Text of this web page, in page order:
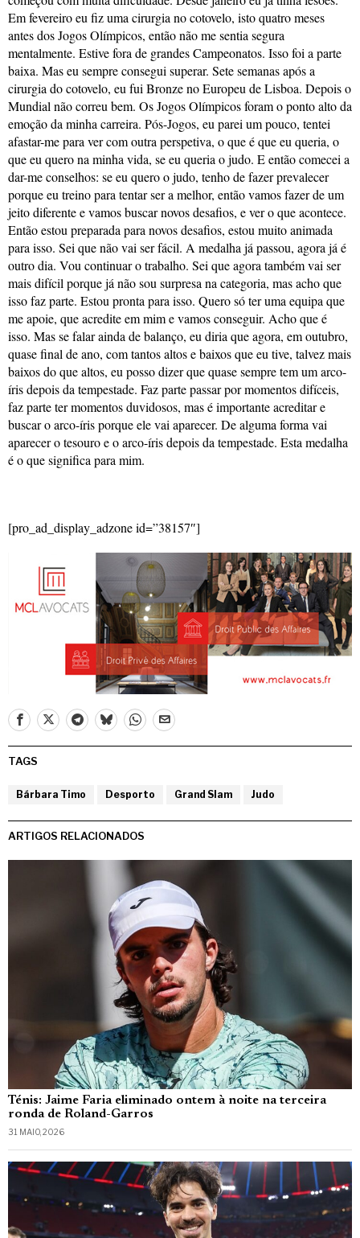
Em fevereiro eu fiz uma cirurgia no cotovelo, isto quatro meses
antes dos Jogos Olímpicos, então não me sentia segura
mentalmente. Estive fora de grandes Campeonatos. Isso foi a parte
baixa. Mas eu sempre consegui superar. Sete semanas após a
cirurgia do cotovelo, eu fui Bronze no Europeu de Lisboa. Depois o
Mundial não correu bem. Os Jogos Olímpicos foram o ponto alto da
emoção da minha carreira. Pós-Jogos, eu parei um pouco, tentei
afastar-me para ver com outra perspetiva, o que é que eu queria, o
que eu quero na minha vida, se eu queria o judo. E então comecei a
dar-me conselhos: se eu quero o judo, tenho de fazer prevalecer
porque eu treino para tentar ser a melhor, então vamos fazer de um
jeito diferente e vamos buscar novos desafios, e ver o que acontece.
Então estou preparada para novos desafios, estou muito animada
para isso. Sei que não vai ser fácil. A medalha já passou, agora já é
outro dia. Vou continuar o trabalho. Sei que agora também vai ser
mais difícil porque já não sou surpresa na categoria, mas acho que
isso faz parte. Estou pronta para isso. Quero só ter uma equipa que
me apoie, que acredite em mim e vamos conseguir. Acho que é
isso. Mas se falar ainda de balanço, eu diria que agora, em outubro,
quase final de ano, com tantos altos e baixos que eu tive, talvez mais
baixos do que altos, eu posso dizer que quase sempre tem um arco-
íris depois da tempestade. Faz parte passar por momentos difíceis,
faz parte ter momentos duvidosos, mas é importante acreditar e
buscar o arco-íris porque ele vai aparecer. De alguma forma vai
aparecer o tesouro e o arco-íris depois da tempestade. Esta medalha
é o que significa para mim.
[pro_ad_display_adzone id=”38157″]
TAGS
Bárbara Timo Desporto Grand Slam Judo
ARTIGOS RELACIONADOS
Ténis: Jaime Faria eliminado ontem à noite na terceira
ronda de Roland-Garros
31 MAIO, 2026